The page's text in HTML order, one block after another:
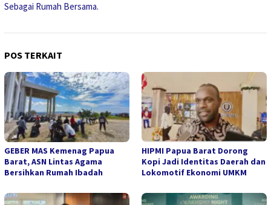
Sebagai Rumah Bersama.
POS TERKAIT
GEBER MAS Kemenag Papua
Barat, ASN Lintas Agama
Bersihkan Rumah Ibadah
HIPMI Papua Barat Dorong
Kopi Jadi Identitas Daerah dan
Lokomotif Ekonomi UMKM